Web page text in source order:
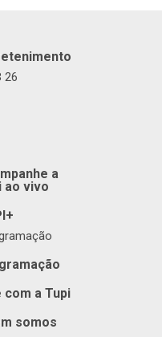
26
a
ao vivo
com a Tupi
somos